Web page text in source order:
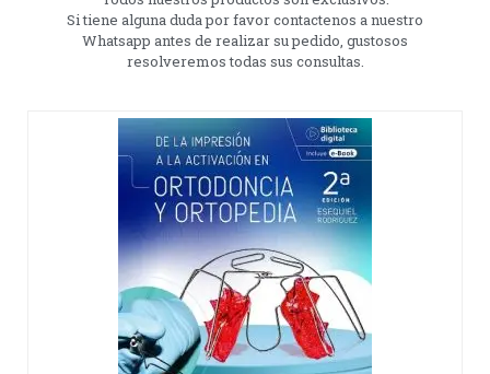
Si tiene alguna duda por favor contactenos a nuestro
Whatsapp antes de realizar su pedido, gustosos
resolveremos todas sus consultas.